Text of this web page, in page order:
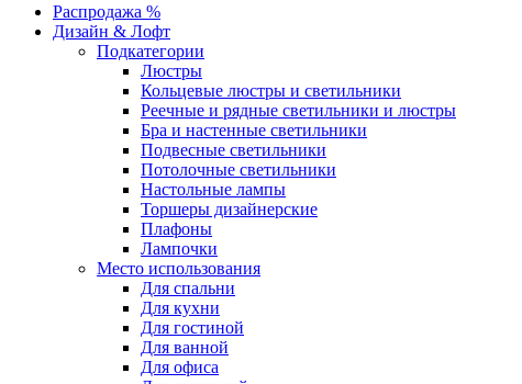
Распродажа %
Дизайн & Лофт
Подкатегории
Люстры
Кольцевые люстры и светильники
Реечные и рядные светильники и люстры
Бра и настенные светильники
Подвесные светильники
Потолочные светильники
Настольные лампы
Торшеры дизайнерские
Плафоны
Лампочки
Место использования
Для спальни
Для кухни
Для гостиной
Для ванной
Для офиса